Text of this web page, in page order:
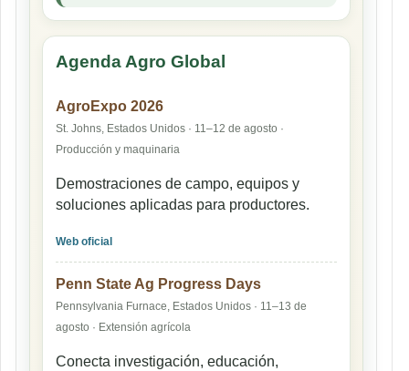
Agenda Agro Global
AgroExpo 2026
St. Johns, Estados Unidos · 11–12 de agosto ·
Producción y maquinaria
Demostraciones de campo, equipos y
soluciones aplicadas para productores.
Web oficial
Penn State Ag Progress Days
Pennsylvania Furnace, Estados Unidos · 11–13 de
agosto · Extensión agrícola
Conecta investigación, educación,